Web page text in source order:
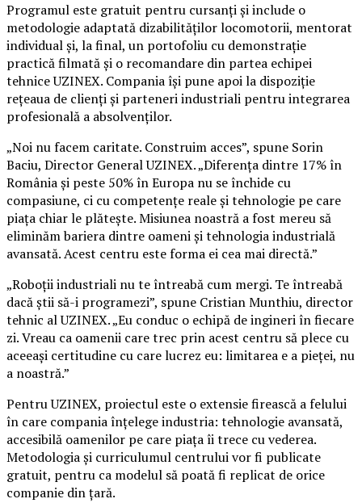
Programul este gratuit pentru cursanți și include o
metodologie adaptată dizabilităților locomotorii, mentorat
individual și, la final, un portofoliu cu demonstrație
practică filmată și o recomandare din partea echipei
tehnice UZINEX. Compania își pune apoi la dispoziție
rețeaua de clienți și parteneri industriali pentru integrarea
profesională a absolvenților.
„Noi nu facem caritate. Construim acces”, spune Sorin
Baciu, Director General UZINEX. „Diferența dintre 17% în
România și peste 50% în Europa nu se închide cu
compasiune, ci cu competențe reale și tehnologie pe care
piața chiar le plătește. Misiunea noastră a fost mereu să
eliminăm bariera dintre oameni și tehnologia industrială
avansată. Acest centru este forma ei cea mai directă.”
„Roboții industriali nu te întreabă cum mergi. Te întreabă
dacă știi să-i programezi”, spune Cristian Munthiu, director
tehnic al UZINEX. „Eu conduc o echipă de ingineri în fiecare
zi. Vreau ca oamenii care trec prin acest centru să plece cu
aceeași certitudine cu care lucrez eu: limitarea e a pieței, nu
a noastră.”
Pentru UZINEX, proiectul este o extensie firească a felului
în care compania înțelege industria: tehnologie avansată,
accesibilă oamenilor pe care piața îi trece cu vederea.
Metodologia și curriculumul centrului vor fi publicate
gratuit, pentru ca modelul să poată fi replicat de orice
companie din țară.